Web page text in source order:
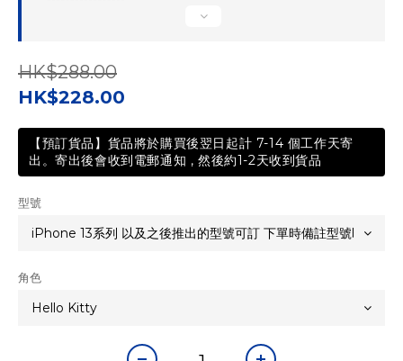
HK$288.00
HK$228.00
【預訂貨品】貨品將於購買後翌日起計 7-14 個工作天寄
出。寄出後會收到電郵通知 , 然後約1-2天收到貨品
型號
角色